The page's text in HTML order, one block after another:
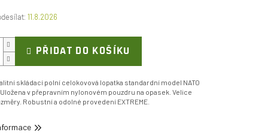
11.8.2026
PŘIDAT DO KOŠÍKU
skládací polní celokovová lopatka standardní model NATO
Uložena v přepravním nylonovém pouzdru na opasek. Velice
Robustní a odolné provedení EXTREME.